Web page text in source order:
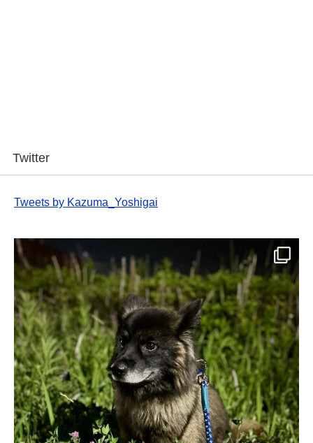
Twitter
Tweets by Kazuma_Yoshigai